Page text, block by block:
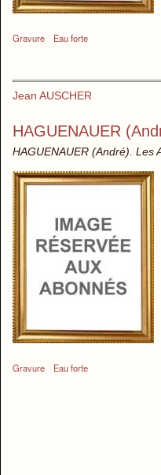
Gravure Eau forte
Jean AUSCHER
HAGUENAUER
HAGUENAUER (André). Les
Gravure Eau forte